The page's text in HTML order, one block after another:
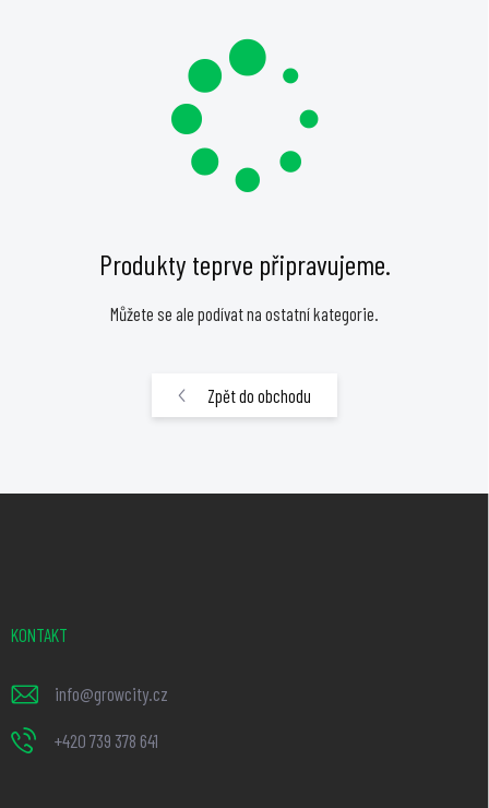
Produkty teprve připravujeme.
Můžete se ale podívat na ostatní kategorie.
Zpět do obchodu
KONTAKT
info@growcity.cz
+420 739 378 641